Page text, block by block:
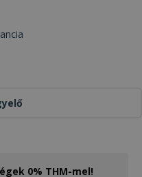
0% THM-mel!